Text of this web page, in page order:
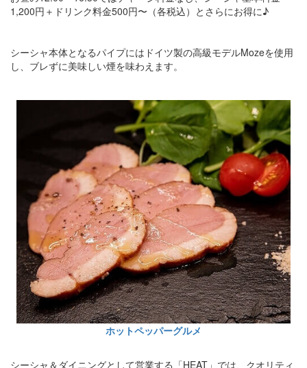
1,200円＋ドリンク料金500円〜（各税込）とさらにお得に♪
シーシャ本体となるパイプにはドイツ製の高級モデルMozeを使用
し、ブレずに美味しい煙を味わえます。
ホットペッパーグルメ
シーシャ＆ダイニングとして営業する「HEAT」では、クオリティ